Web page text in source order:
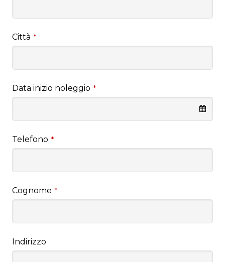
Città *
Data inizio noleggio *
Telefono *
Cognome *
Indirizzo